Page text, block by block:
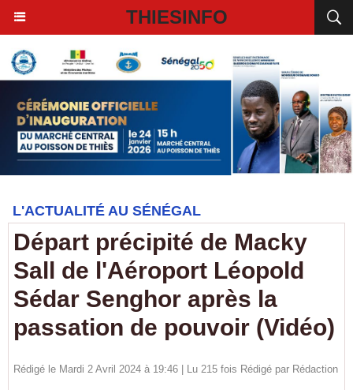
THIESINFO
L'ACTUALITÉ AU SÉNÉGAL
Départ précipité de Macky
Sall de l'Aéroport Léopold
Sédar Senghor après la
passation de pouvoir (Vidéo)
Rédigé le Mardi 2 Avril 2024 à 19:46 | Lu 215 fois Rédigé par Rédaction